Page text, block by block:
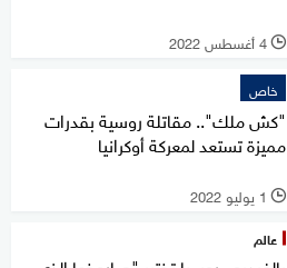
l 4 أغسطس 2022
خاص
"كش ملك".. مقاتلة روسية بقدرات
مميزة تستعد لمعركة أوكرانيا
l 1 يوليو 2022
عالم